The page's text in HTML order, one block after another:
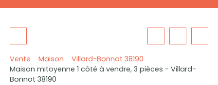
Vente Maison
Villard-Bonnot 38190
Maison mitoyenne 1 côté à vendre, 3 pièces - Villard-
Bonnot 38190